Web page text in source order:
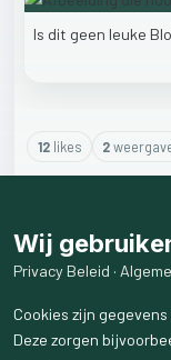
Is dit geen leuke
12likes 2
Wij
Privacy Beleid ·
Cookies zijn
Deze zorgen